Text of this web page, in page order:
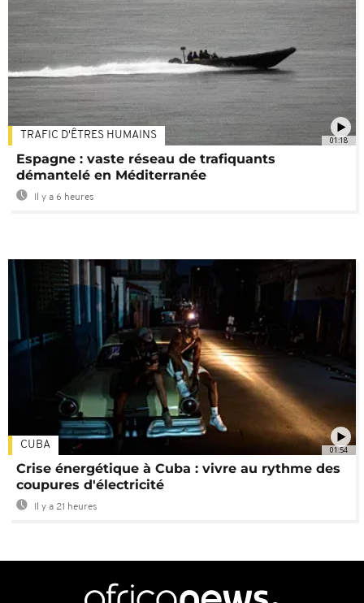
01:18
TRAFIC D'ÊTRES HUMAINS
Espagne : vaste réseau de trafiquants
démantelé en Méditerranée
Il y a 6 heures
01:54
CUBA
Crise énergétique à Cuba : vivre au rythme des
coupures d'électricité
Il y a 21 heures